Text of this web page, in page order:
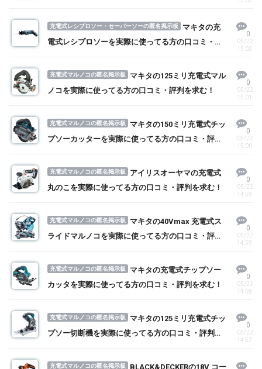
充電式レシプロソー・セーバーソーの匿名掲示板
マキタの充
電式レシプロソーを実際に使ってる方の口コミ・評
0
05/22
15:02
充電式マルノコの匿名掲示板
マキタの125ミリ充電式マル
ノコを実際に使ってる方の口コミ・評判を求む！
0
05/22
15:01
充電式マルノコの匿名掲示板
マキタの150ミリ充電式チッ
プソーカッターを実際に使ってる方の口コミ・評判
0
05/22
15:00
充電式マルノコの匿名掲示板
アイリスオーヤマの充電式
丸のこを実際に使ってる方の口コミ・評判を求む！
0
05/22
14:59
充電式マルノコの匿名掲示板
マキタの40Vmax 充電式ス
ライドマルノコを実際に使ってる方の口コミ・評判
0
05/22
14:59
充電式マルノコの匿名掲示板
マキタの充電式チップソー
カッタを実際に使ってる方の口コミ・評判を求む！
0
05/22
14:58
充電式マルノコの匿名掲示板
マキタの125ミリ充電式チッ
プソー切断機を実際に使ってる方の口コミ・評判を
0
05/22
14:57
充電式マルノコの匿名掲示板
BLACK&DECKERの18V コー